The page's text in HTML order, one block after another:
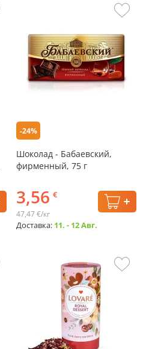
-24%
Шоколад - Бабаевский,
фирменный, 75 г
3,56 €
47,47 €/кг
Доставка: 11. - 12 Авг.